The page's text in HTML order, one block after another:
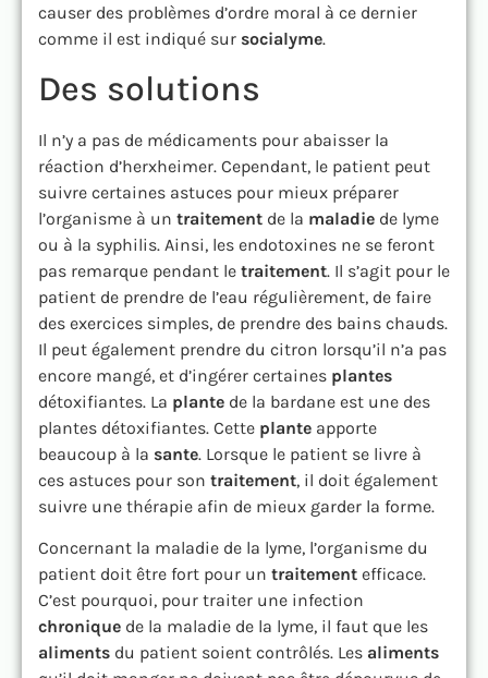
causer des problèmes d’ordre moral à ce dernier
comme il est indiqué sur socialyme.
Des solutions
Il n’y a pas de médicaments pour abaisser la
réaction d’herxheimer. Cependant, le patient peut
suivre certaines astuces pour mieux préparer
l’organisme à un traitement de la maladie de lyme
ou à la syphilis. Ainsi, les endotoxines ne se feront
pas remarque pendant le traitement. Il s’agit pour le
patient de prendre de l’eau régulièrement, de faire
des exercices simples, de prendre des bains chauds.
Il peut également prendre du citron lorsqu’il n’a pas
encore mangé, et d’ingérer certaines plantes
détoxifiantes. La plante de la bardane est une des
plantes détoxifiantes. Cette plante apporte
beaucoup à la sante. Lorsque le patient se livre à
ces astuces pour son traitement, il doit également
suivre une thérapie afin de mieux garder la forme.
Concernant la maladie de la lyme, l’organisme du
patient doit être fort pour un traitement efficace.
C’est pourquoi, pour traiter une infection
chronique de la maladie de la lyme, il faut que les
aliments du patient soient contrôlés. Les aliments